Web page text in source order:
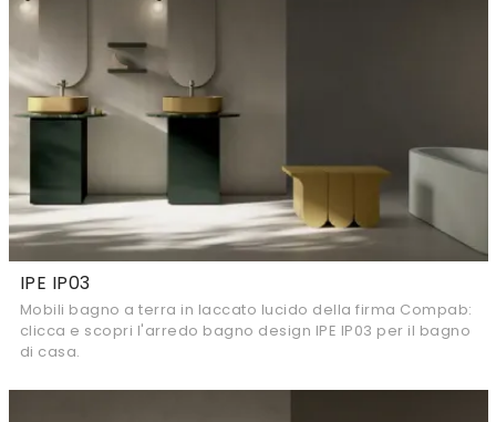
IPE IP03
Mobili bagno a terra in laccato lucido della firma Compab:
clicca e scopri l'arredo bagno design IPE IP03 per il bagno
di casa.